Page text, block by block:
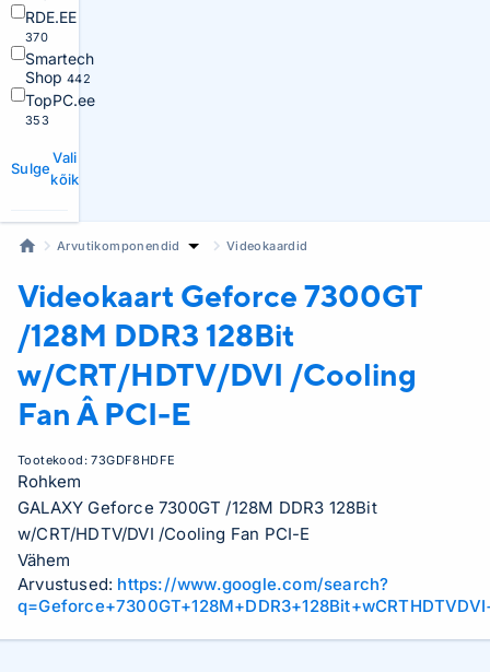
RDE.EE
370
Smartech
Shop 442
TopPC.ee
353
Sulge
Vali
kõik
Arvutikomponendid Videokaardid
Videokaart Geforce 7300GT
/128M DDR3 128Bit
w/CRT/HDTV/DVI /Cooling
Fan Â PCI-E
Tootekood:73GDF8HDFE
Rohkem
GALAXY Geforce 7300GT /128M DDR3 128Bit
w/CRT/HDTV/DVI /Cooling Fan PCI-E
Vähem
Arvustused: https://www.google.com/search?